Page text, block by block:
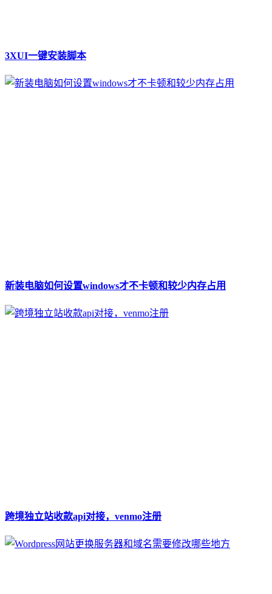
3XUI一键安装脚本
新装电脑如何设置windows才不卡顿和较少内存占用
跨境独立站收款api对接，venmo注册